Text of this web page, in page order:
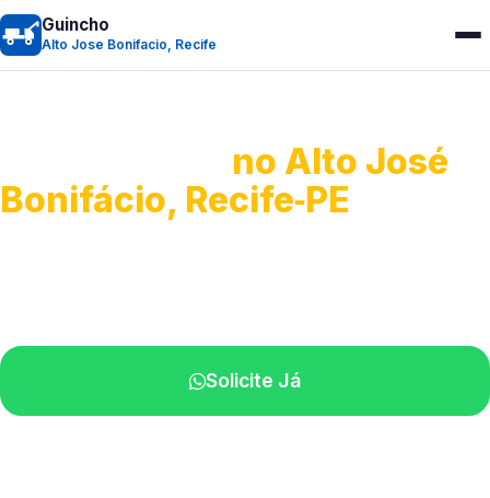
Guincho
Alto Jose Bonifacio, Recife
no Alto José
Bonifácio, Recife‑PE
Solicite Já